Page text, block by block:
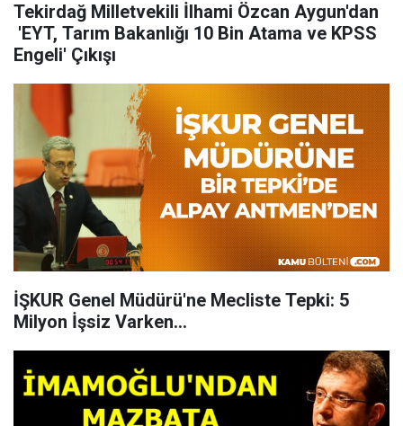
Tekirdağ Milletvekili İlhami Özcan Aygun'dan
'EYT, Tarım Bakanlığı 10 Bin Atama ve KPSS
Engeli' Çıkışı
İŞKUR Genel Müdürü'ne Mecliste Tepki: 5
Milyon İşsiz Varken...